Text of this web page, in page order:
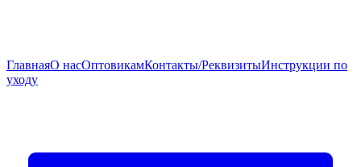
ГлавнаяО насОптовикамКонтакты/РеквизитыИнструкции по
уходу